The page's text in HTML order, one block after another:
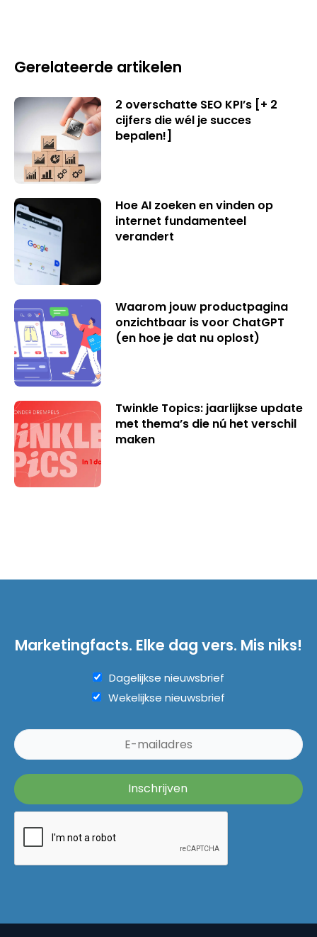
Gerelateerde artikelen
2 overschatte SEO KPI’s [+ 2
cijfers die wél je succes
bepalen!]
Hoe AI zoeken en vinden op
internet fundamenteel
verandert
Waarom jouw productpagina
onzichtbaar is voor ChatGPT
(en hoe je dat nu oplost)
Twinkle Topics: jaarlijkse update
met thema’s die nú het verschil
maken
Marketingfacts. Elke dag vers. Mis niks!
Dagelijkse nieuwsbrief
Wekelijkse nieuwsbrief